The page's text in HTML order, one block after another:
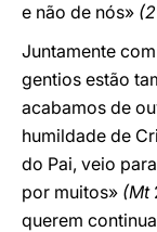
e não de nós»
Juntamente
gentios estão
acabamos de
humildade de
do Pai, veio
por muitos» (Mt
querem